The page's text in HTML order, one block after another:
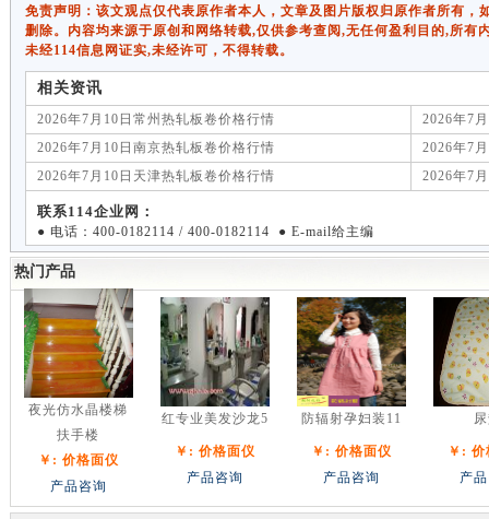
免责声明：该文观点仅代表原作者本人，文章及图片版权归原作者所有，
删除。内容均来源于原创和网络转载,仅供参考查阅,无任何盈利目的,所有
未经114信息网证实,未经许可，不得转载。
相关资讯
2026年7月10日常州热轧板卷价格行情
2026年7
2026年7月10日南京热轧板卷价格行情
2026年7
2026年7月10日天津热轧板卷价格行情
2026年7
联系114企业网：
● 电话：400-0182114 / 400-0182114 ● E-mail给主编
热门产品
夜光仿水晶楼梯
扶手楼
￥: 价格面仪
产品咨询
红专业美发沙龙5
￥: 价格面仪
产品咨询
防辐射孕妇装11
￥: 价格面仪
产品咨询
￥:
产